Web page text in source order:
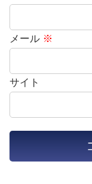
メール ※
サイト